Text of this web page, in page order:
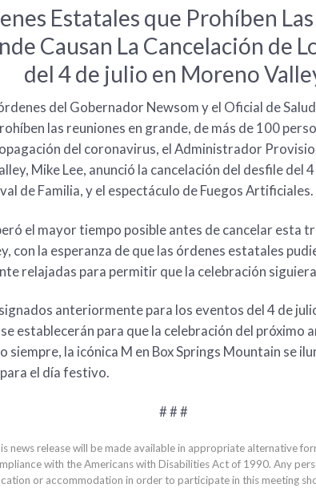
Estatales que Prohíben
Causan La Cancelación de
del 4 de julio en Moreno
del Gobernador Newsom y el Oficial de
las reuniones en grande, de más de 100
del coronavirus, el Administrador
Mike Lee, anunció la cancelación del desfile del
de Familia, y el espectáculo de Fuegos Artificiales.
el mayor tiempo posible antes de cancelar esta
con la esperanza de que las órdenes estatales
relajadas para permitir que la celebración
anteriormente para los eventos del 4 de
establecerán para que la celebración del próximo
siempre, la icónica M en Box Springs Mountain se
el día festivo.
# # #
news release will be made available in appropriate alternative
with the Americans with Disabilities Act of 1990. Any
or accommodation in order to participate in this meeting